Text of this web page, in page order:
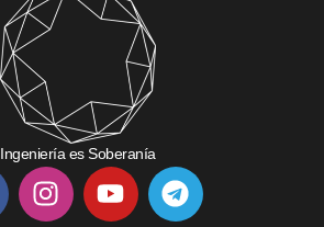
Ingeniería es Soberanía